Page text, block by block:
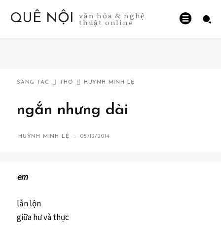
QUÊ NỘI văn hóa & nghệ
thuật online
SÁNG TÁC THƠ HUỲNH MINH LỆ
ngắn nhưng dài
HUỲNH MINH LỆ - 05/12/2014
em
lẫn lộn
giữa hư và thực